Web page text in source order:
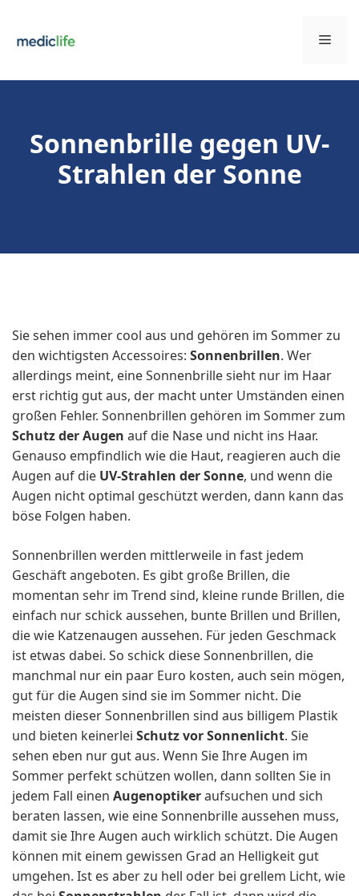
springen
Sonnenbrille gegen UV-
Strahlen der Sonne
Sie sehen immer cool aus und gehören im Sommer zu
den wichtigsten Accessoires: Sonnenbrillen. Wer
allerdings meint, eine Sonnenbrille sieht nur im Haar
erst richtig gut aus, der macht unter Umständen einen
großen Fehler. Sonnenbrillen gehören im Sommer zum
Schutz der Augen auf die Nase und nicht ins Haar.
Genauso empfindlich wie die Haut, reagieren auch die
Augen auf die UV-Strahlen der Sonne, und wenn die
Augen nicht optimal geschützt werden, dann kann das
böse Folgen haben.
Sonnenbrillen werden mittlerweile in fast jedem
Geschäft angeboten. Es gibt große Brillen, die
momentan sehr im Trend sind, kleine runde Brillen, die
einfach nur schick aussehen, bunte Brillen und Brillen,
die wie Katzenaugen aussehen. Für jeden Geschmack
ist etwas dabei. So schick diese Sonnenbrillen, die
manchmal nur ein paar Euro kosten, auch sein mögen,
gut für die Augen sind sie im Sommer nicht. Die
meisten dieser Sonnenbrillen sind aus billigem Plastik
und bieten keinerlei Schutz vor Sonnenlicht. Sie
sehen eben nur gut aus. Wenn Sie Ihre Augen im
Sommer perfekt schützen wollen, dann sollten Sie in
jedem Fall einen Augenoptikeraufsuchen und sich
beraten lassen, wie eine Sonnenbrille aussehen muss,
damit sie Ihre Augen auch wirklich schützt. Die Augen
können mit einem gewissen Grad an Helligkeit gut
umgehen. Ist es aber zu hell oder bei grellem Licht, wie